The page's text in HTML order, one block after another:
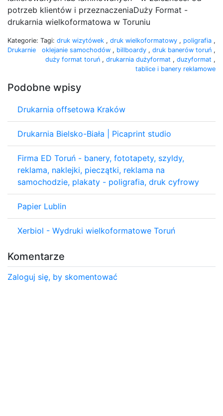
potrzeb klientów i przeznaczeniaDuży Format -
drukarnia wielkoformatowa w Toruniu
Kategorie:
Drukarnie
Tagi: druk wizytówek , druk wielkoformatowy , poligrafia ,
oklejanie samochodów , billboardy , druk banerów toruń ,
duży format toruń , drukarnia dużyformat , duzyformat ,
tablice i banery reklamowe
Podobne wpisy
Drukarnia offsetowa Kraków
Drukarnia Bielsko-Biała | Picaprint studio
Firma ED Toruń - banery, fototapety, szyldy,
reklama, naklejki, pieczątki, reklama na
samochodzie, plakaty - poligrafia, druk cyfrowy
Papier Lublin
Xerbiol - Wydruki wielkoformatowe Toruń
Komentarze
Zaloguj się, by skomentować